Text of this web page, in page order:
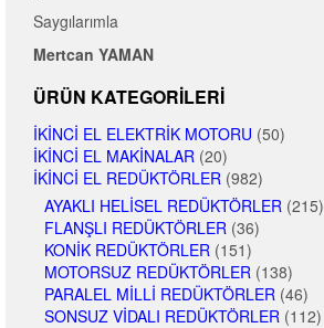
Saygılarımla
Mertcan YAMAN
ÜRÜN KATEGORILERI
İKINCI EL ELEKTRIK MOTORU (50)
İKINCI EL MAKINALAR (20)
İKINCI EL REDÜKTÖRLER (982)
AYAKLI HELISEL REDÜKTÖRLER (215)
FLANŞLI REDÜKTÖRLER (36)
KONIK REDÜKTÖRLER (151)
MOTORSUZ REDÜKTÖRLER (138)
PARALEL MILLI REDÜKTÖRLER (46)
SONSUZ VIDALI REDÜKTÖRLER (112)